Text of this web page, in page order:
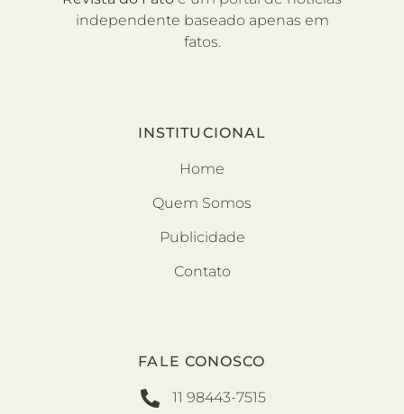
independente baseado apenas em
fatos.
INSTITUCIONAL
Home
Quem Somos
Publicidade
Contato
FALE CONOSCO
11 98443-7515